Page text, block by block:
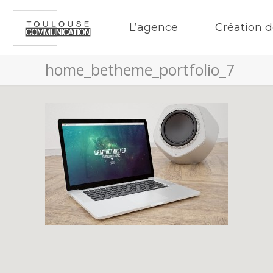
L’agence Création
home_betheme_portfolio_7